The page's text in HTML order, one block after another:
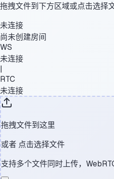
拖拽文件到下方区域或点击选择
未连接
尚未创建房间
WS
未连接
|
RTC
未连接
拖拽文件到这里
或者 点击选择文件
支持多个文件同时上传，